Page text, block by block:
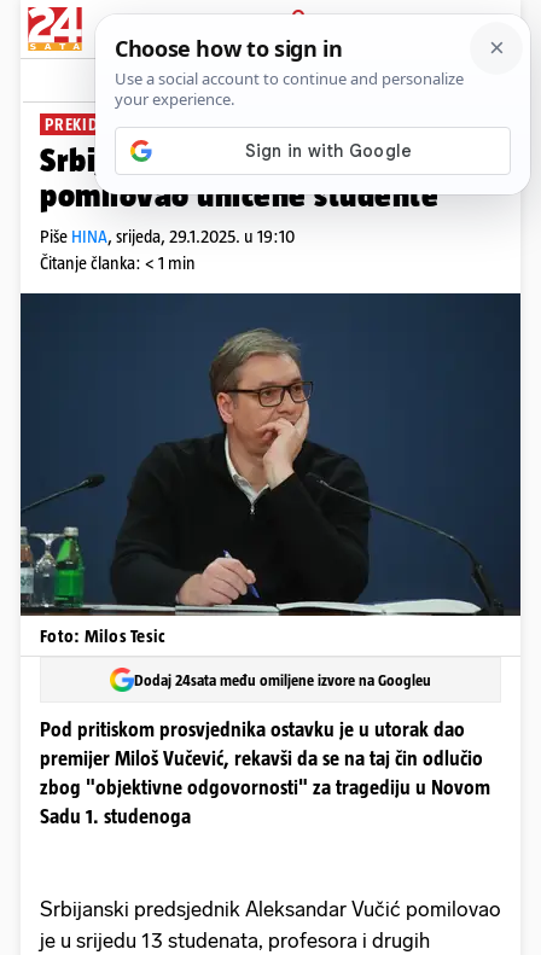
PRIJAVA
News Komentari
PREKID PROGONA
Srbija: Aleksandar Vučić je
pomilovao uhićene studente
Piše HINA, srijeda, 29.1.2025. u 19:10
Čitanje članka: < 1 min
Foto: Milos Tesic
Dodaj 24sata među omiljene izvore na Googleu
Pod pritiskom prosvjednika ostavku je u utorak dao
premijer Miloš Vučević, rekavši da se na taj čin odlučio
zbog "objektivne odgovornosti" za tragediju u Novom
Sadu 1. studenoga
Srbijanski predsjednik Aleksandar Vučić pomilovao
je u srijedu 13 studenata, profesora i drugih